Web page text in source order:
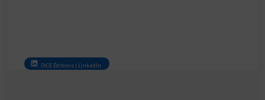
DICE Éditions | LinkedIn